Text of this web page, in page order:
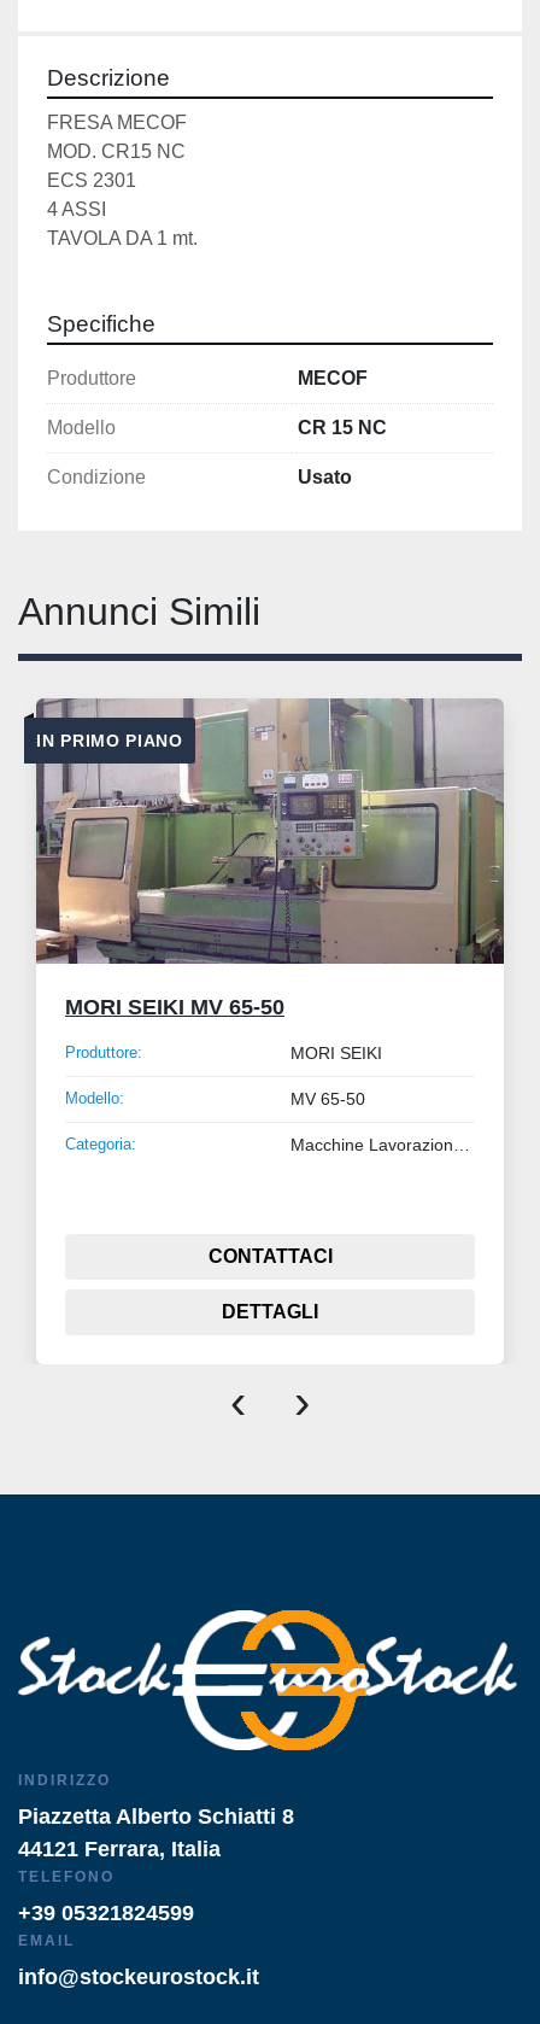
Descrizione
FRESA MECOF
MOD. CR15 NC
ECS 2301
4 ASSI
TAVOLA DA 1 mt.
Specifiche
Produttore MECOF
Modello CR 15 NC
Condizione Usato
Annunci Simili
IN PRIMO PIANO
MORI SEIKI MV 65-50
Produttore: MORI SEIKI
Modello: MV 65-50
Categoria:
CONTATTACI
DETTAGLI
‹ ›
INDIRIZZO
Piazzetta Alberto Schiatti 8
44121 Ferrara, Italia
TELEFONO
+39 05321824599
EMAIL
info@stockeurostock.it